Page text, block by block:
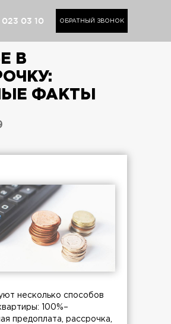
03 10 ОБРАТНЫЙ ЗВОНОК
В
ФАКТЫ
несколько способов
100%–
предоплата, рассрочка,